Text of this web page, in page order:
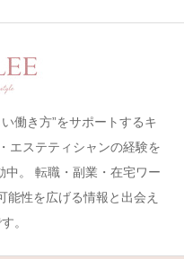
働き方”をサポートするキ
エステティシャンの経験を
中。 転職・副業・在宅ワー
能性を広げる情報と出会え
。